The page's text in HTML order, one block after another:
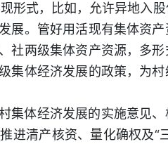
形式，比如，允许异地入
展。管好用活现有集体资
社两级集体资产资源，多
集体经济发展的政策，为
集体经济发展的实施意见
进清产核资、量化确权及“